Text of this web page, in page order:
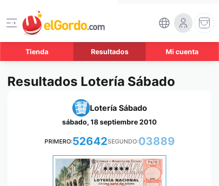
Tienda Resultados Mi cuenta
Resultados Lotería Sábado
Lotería Sábado
sábado, 18 septiembre 2010
PRIMERO:52642SEGUNDO:03889
*****